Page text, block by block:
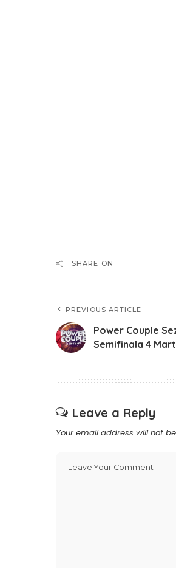
SHARE ON
PREVIOUS ARTICLE
Power Couple
Semifinala 4
Leave a Reply
Your email address will not